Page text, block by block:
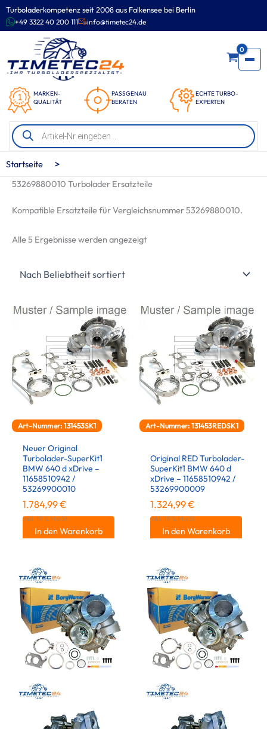
Turboladerkompetenz seit 2008 aus Falkensee bei Berlin
+49 3322 40 200 111 info@timetec24.de
MARKEN-
QUALITÄT
PASSGENAU
BERATEN
ECHTE TURBO-
EXPERTEN
0
Products
search
Zum
Inhalt
springen
Startseite >
53269880010 Turbolader Ersatzteile
Kompatible Ersatzteile für Vergleichsnummer 53269880010.
Alle 5 Ergebnisse werden angezeigtNach
Art-Nummer: 131453SK1
Neuer Original
Turbolader-SuperKit1
BMW 640 d xDrive –
11658510942 /
53269900010
1.784,99€
inkl. 19 % MwSt.
In den Warenkorb
Art-Nummer: 131453REDSK1
Original RED Turbolader-
SuperKit1 BMW 640 d
xDrive – 11658510942 /
53269900009
1.324,99€
inkl. 19 % MwSt.
In den Warenkorb